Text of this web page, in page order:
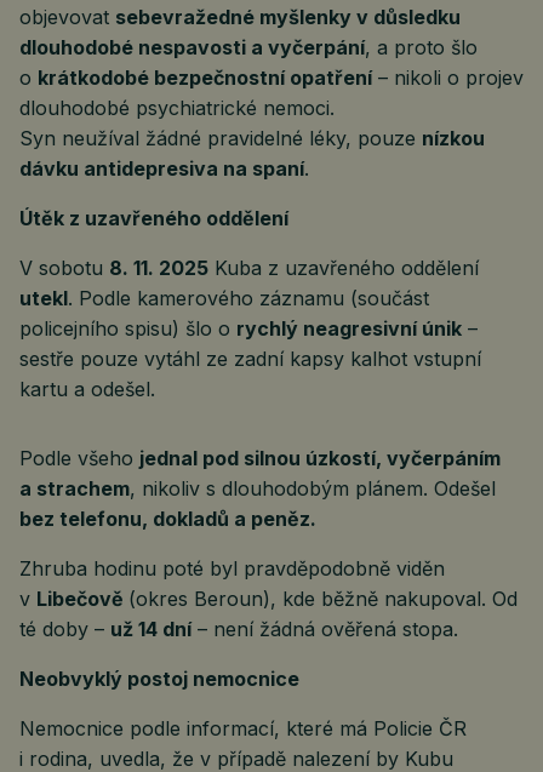
objevovat sebevražedné myšlenky v důsledku
dlouhodobé nespavosti a vyčerpání, a proto šlo
o krátkodobé bezpečnostní opatření– nikoli o projev
dlouhodobé psychiatrické nemoci.
Syn neužíval žádné pravidelné léky, pouze nízkou
dávku antidepresiva na spaní.
Útěk z uzavřeného oddělení
V sobotu 8. 11. 2025 Kuba z uzavřeného oddělení
utekl. Podle kamerového záznamu (součást
policejního spisu) šlo o rychlý neagresivní únik –
sestře pouze vytáhl ze zadní kapsy kalhot vstupní
kartu a odešel.
Podle všeho jednal pod silnou úzkostí, vyčerpáním
a strachem, nikoliv s dlouhodobým plánem. Odešel
bez telefonu, dokladů a peněz.
Zhruba hodinu poté byl pravděpodobně viděn
v Libečově (okres Beroun), kde běžně nakupoval. Od
té doby – už 14 dní– není žádná ověřená stopa.
Neobvyklý postoj nemocnice
Nemocnice podle informací, které má Policie ČR
i rodina, uvedla, že v případě nalezení by Kubu